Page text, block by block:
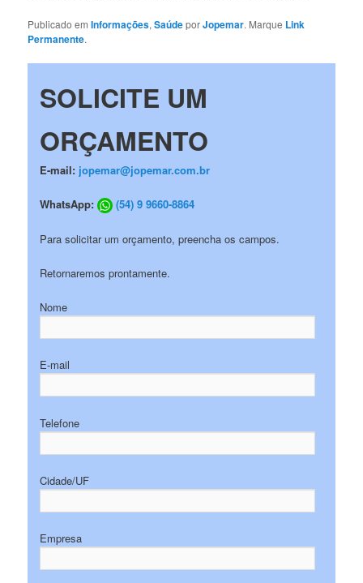
Publicado emInformações,SaúdeporJopemar. Marque Link
Permanente.
SOLICITE UM
ORÇAMENTO
E-mail: jopemar@jopemar.com.br
WhatsApp: (54) 9 9660-8864
Para solicitar um orçamento, preencha os campos.
Retornaremos prontamente.
Nome
E-mail
Telefone
Cidade/UF
Empresa